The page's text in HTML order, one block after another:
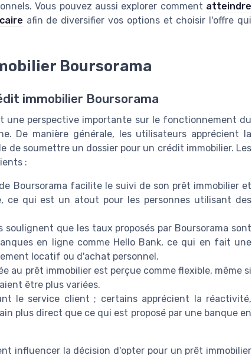
Vous pouvez aussi explorer comment atteindre
afin de diversifier vos options et choisir l'offre qui
Boursorama
immobilier Boursorama
une perspective importante sur le fonctionnement du
De manière générale, les utilisateurs apprécient la
de soumettre un dossier pour un crédit immobilier. Les
:
Boursorama facilite le suivi de son prêt immobilier et
ce qui est un atout pour les personnes utilisant des
soulignent que les taux proposés par Boursorama sont
en ligne comme Hello Bank, ce qui en fait une
locatif ou d'achat personnel.
au prêt immobilier est perçue comme flexible, même si
être plus variées.
le service client ; certains apprécient la réactivité,
plus direct que ce qui est proposé par une banque en
influencer la décision d'opter pour un prêt immobilier